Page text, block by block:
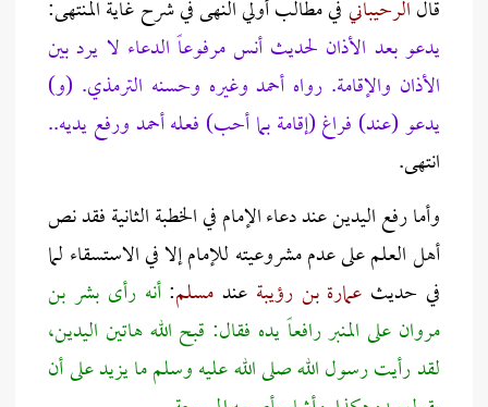
قالالرحيبانيفي مطالب أولي النهى في شرح غاية المنتهى:
يدعو بعد الأذان لحديث أنس مرفوعاً الدعاء لا يرد بين
الأذان والإقامة. رواه أحمد وغيره وحسنه الترمذي. (و)
يدعو (عند) فراغ (إقامة بما أحب) فعله أحمد ورفع يديه..
انتهى.
وأما رفع اليدين عند دعاء الإمام في الخطبة الثانية فقد نص
أهل العلم على عدم مشروعيته للإمام إلا في الاستسقاء لما
في حديث عمارة بن رؤيبة عند مسلم:أنه رأى بشر بن
مروان على المنبر رافعاً يده فقال: قبح الله هاتين اليدين،
لقد رأيت رسول الله صلى الله عليه وسلم ما يزيد على أن